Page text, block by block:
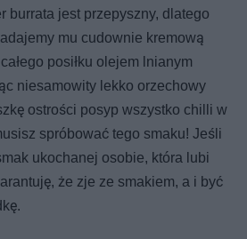
burrata jest przepyszny, dlatego
mu cudownie kremową
posiłku olejem lnianym
niesamowity lekko orzechowy
ostrości posyp wszystko chilli w
spróbować tego smaku! Jeśli
ukochanej osobie, która lubi
że zje ze smakiem, a i być